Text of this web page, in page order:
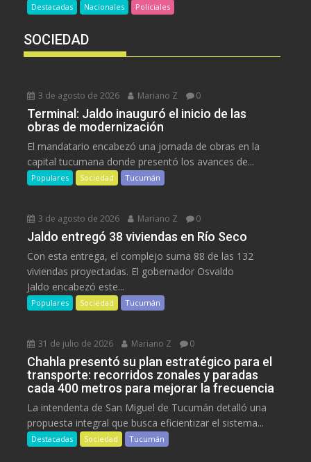
Destacadas Nacionales Policiales
SOCIEDAD
3 de agosto de 2026 Mariano Z 0
Terminal: Jaldo inauguró el inicio de las
obras de modernización
El mandatario encabezó una jornada de obras en la
capital tucumana donde presentó los avances de...
Populares Sociedad Tucumán
3 de agosto de 2026 Mariano Z 0
Jaldo entregó 38 viviendas en Río Seco
Con esta entrega, el complejo suma 88 de las 132
viviendas proyectadas. El gobernador Osvaldo
Jaldo encabezó este...
Populares Sociedad Tucumán
31 de julio de 2026 Mariano Z 0
Chahla presentó su plan estratégico para el
transporte: recorridos zonales y paradas
cada 400 metros para mejorar la frecuencia
La intendenta de San Miguel de Tucumán detalló una
propuesta integral que busca eficientizar el sistema...
Destacadas Sociedad Tucumán